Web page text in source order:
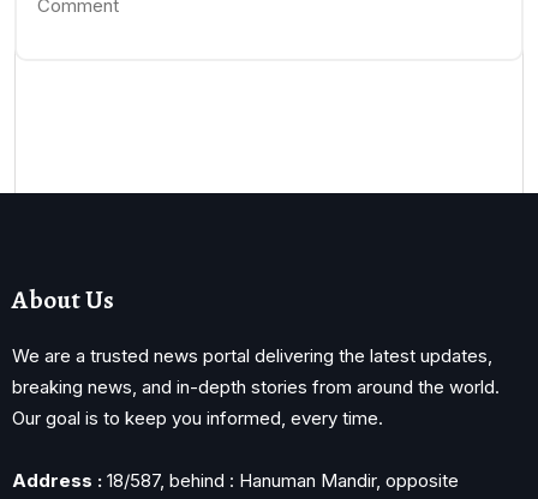
About Us
We are a trusted news portal delivering the latest updates,
breaking news, and in-depth stories from around the world.
Our goal is to keep you informed, every time.
Address : 18/587, behind : Hanuman Mandir, opposite